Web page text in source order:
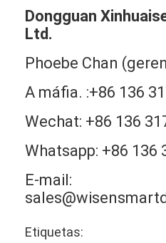
Dongguan
Ltd.
Phoebe Chan
A máfia. :+86 136
Wechat: +86 136
Whatsapp: +86 136
E-mail:
Etiquetas: